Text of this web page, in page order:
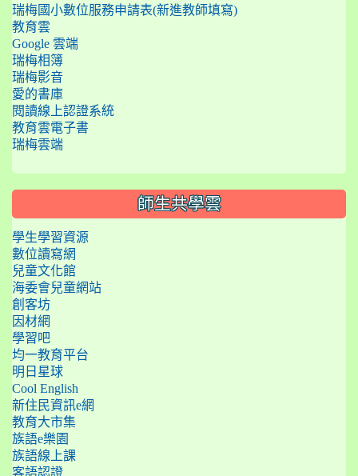
瑞梅國小數位服務申請表(新進教師填寫)
教育雲
Google 雲端
瑞梅相簿
瑞梅影音
愛的書庫
閱讀線上認證系統
教育雲電子書
瑞梅雲端
師生共學雲
學生學習資源
數位讀寫網
兒童文化館
海委會兒童網站
創客坊
因材網
學習吧
均一教育平台
明日星球
Cool English
新住民資訊e網
教育大市集
族語e樂園
族語線上課
客語認證